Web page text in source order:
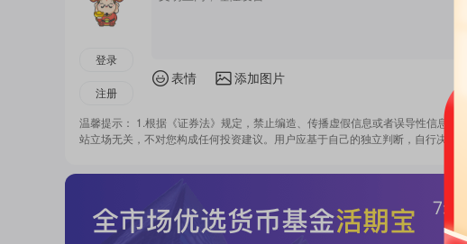
登录
注册
表情 添加图片
温馨提示： 1.根据《证券法》规定，禁止编造、传播虚假信息或者误导性信息
站立场无关，不对您构成任何投资建议。用户应基于自己的独立判断，自行决定